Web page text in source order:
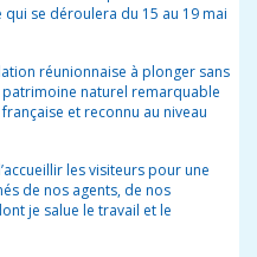
se déroulera du 15 au 19 mai
réunionnaise à plonger sans
naturel remarquable
et reconnu au niveau
les visiteurs pour une
de nos agents, de nos
je salue le travail et le